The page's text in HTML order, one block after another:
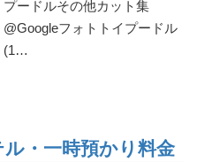
プードルその他カット集
@Googleフォトトイプードル
(1…
・一時預かり料金